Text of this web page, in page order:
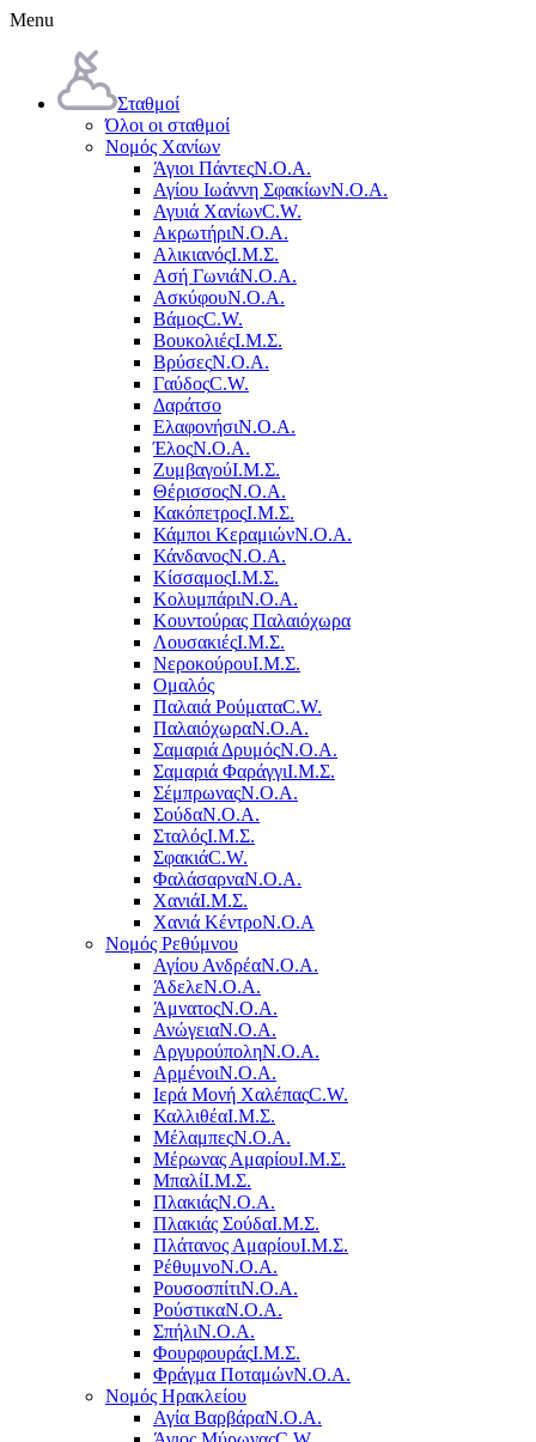
Menu
Σταθμοί
Όλοι οι σταθμοί
Νομός Χανίων
Άγιοι ΠάντεςΝ.Ο.Α.
Αγίου Ιωάννη ΣφακίωνΝ.Ο.Α.
Αγυιά ΧανίωνC.W.
ΑκρωτήριΝ.Ο.Α.
ΑλικιανόςΙ.Μ.Σ.
Ασή ΓωνιάΝ.Ο.Α.
ΑσκύφουΝ.Ο.Α.
ΒάμοςC.W.
ΒουκολιέςΙ.Μ.Σ.
ΒρύσεςΝ.Ο.Α.
ΓαύδοςC.W.
Δαράτσο
ΕλαφονήσιΝ.Ο.Α.
ΈλοςΝ.Ο.Α.
ΖυμβαγούΙ.Μ.Σ.
ΘέρισσοςΝ.Ο.Α.
ΚακόπετροςΙ.Μ.Σ.
Κάμποι ΚεραμιώνΝ.Ο.Α.
ΚάνδανοςΝ.Ο.Α.
ΚίσσαμοςΙ.Μ.Σ.
ΚολυμπάριΝ.Ο.Α.
Κουντούρας Παλαιόχωρα
ΛουσακιέςΙ.Μ.Σ.
ΝεροκούρουΙ.Μ.Σ.
Ομαλός
Παλαιά ΡούματαC.W.
ΠαλαιόχωραΝ.Ο.Α.
Σαμαριά ΔρυμόςΝ.Ο.Α.
Σαμαριά ΦαράγγιΙ.Μ.Σ.
ΣέμπρωναςΝ.Ο.Α.
ΣούδαΝ.Ο.Α.
ΣταλόςΙ.Μ.Σ.
ΣφακιάC.W.
ΦαλάσαρναΝ.Ο.Α.
ΧανιάΙ.Μ.Σ.
Χανιά ΚέντροN.O.A
Νομός Ρεθύμνου
Αγίου ΑνδρέαΝ.Ο.Α.
ΆδελεΝ.Ο.Α.
ΆμνατοςΝ.Ο.Α.
ΑνώγειαΝ.Ο.Α.
ΑργυρούποληΝ.Ο.Α.
ΑρμένοιΝ.Ο.Α.
Ιερά Μονή ΧαλέπαςC.W.
ΚαλλιθέαΙ.Μ.Σ.
ΜέλαμπεςΝ.Ο.Α.
Μέρωνας ΑμαρίουΙ.Μ.Σ.
ΜπαλίΙ.Μ.Σ.
ΠλακιάςΝ.Ο.Α.
Πλακιάς ΣούδαΙ.Μ.Σ.
Πλάτανος ΑμαρίουΙ.Μ.Σ.
ΡέθυμνοΝ.Ο.Α.
ΡουσοσπίτιΝ.Ο.Α.
ΡούστικαΝ.Ο.Α.
ΣπήλιΝ.Ο.Α.
ΦουρφουράςΙ.Μ.Σ.
Φράγμα ΠοταμώνΝ.Ο.Α.
Νομός Ηρακλείου
Αγία ΒαρβάραΝ.Ο.Α.